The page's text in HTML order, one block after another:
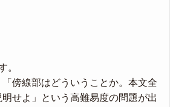
。
傍線部はどういうことか。本文全
せよ」という高難易度の問題が出